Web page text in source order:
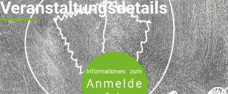
Veranstaltungsdetails